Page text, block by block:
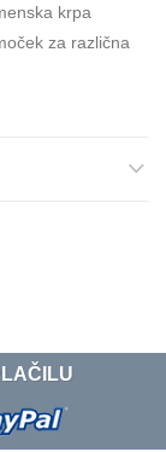
krpa
za različna